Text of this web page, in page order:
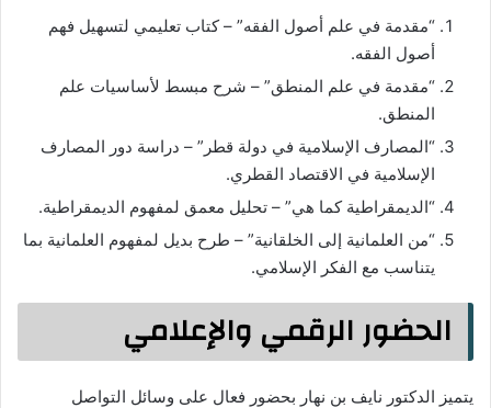
“مقدمة في علم أصول الفقه” – كتاب تعليمي لتسهيل فهم
أصول الفقه.
“مقدمة في علم المنطق” – شرح مبسط لأساسيات علم
المنطق.
“المصارف الإسلامية في دولة قطر” – دراسة دور المصارف
الإسلامية في الاقتصاد القطري.
“الديمقراطية كما هي” – تحليل معمق لمفهوم الديمقراطية.
“من العلمانية إلى الخلقانية” – طرح بديل لمفهوم العلمانية بما
يتناسب مع الفكر الإسلامي.
الحضور الرقمي والإعلامي
يتميز الدكتور نايف بن نهار بحضور فعال على وسائل التواصل